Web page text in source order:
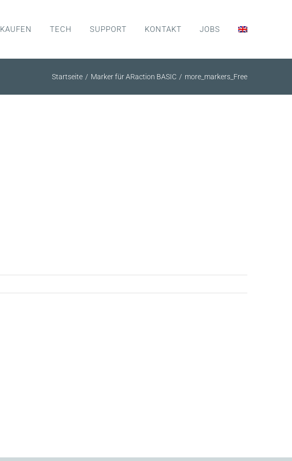
KAUFEN TECH SUPPORT KONTAKT JOBS
Startseite Marker für ARaction BASIC more_markers_Free